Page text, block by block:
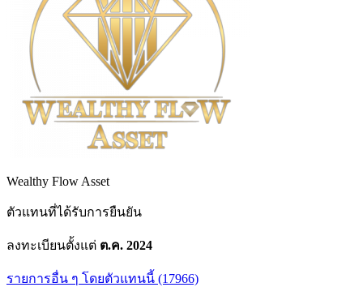
Wealthy Flow Asset
ตัวแทนที่ได้รับการยืนยัน
ลงทะเบียนตั้งแต่ ต.ค. 2024
รายการอื่น ๆ โดยตัวแทนนี้ (17966)